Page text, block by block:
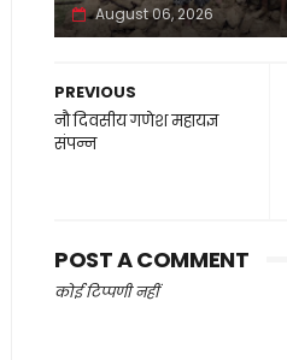
August 06, 2026
PREVIOUS
नौ दिवसीय गणेश महायज्ञ
संपन्न
POST A COMMENT
कोई टिप्पणी नहीं